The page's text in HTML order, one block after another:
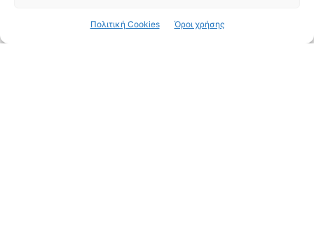
Πολιτική Cookies Όροι χρήσης